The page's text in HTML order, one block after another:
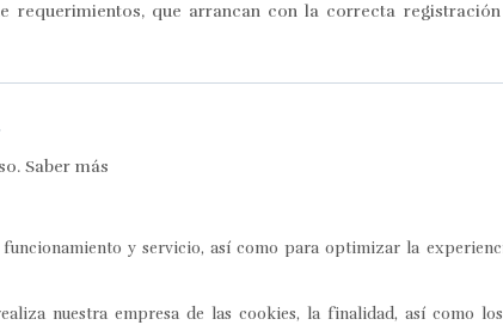
requerimientos, que arrancan con la correcta
Saber más
y servicio, así como para optimizar la
nuestra empresa de las cookies, la finalidad, así como